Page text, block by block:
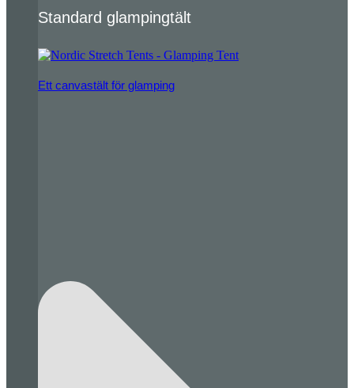
Standard glampingtält
Ett canvastält för glamping